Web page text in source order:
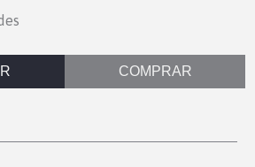
COMPRAR